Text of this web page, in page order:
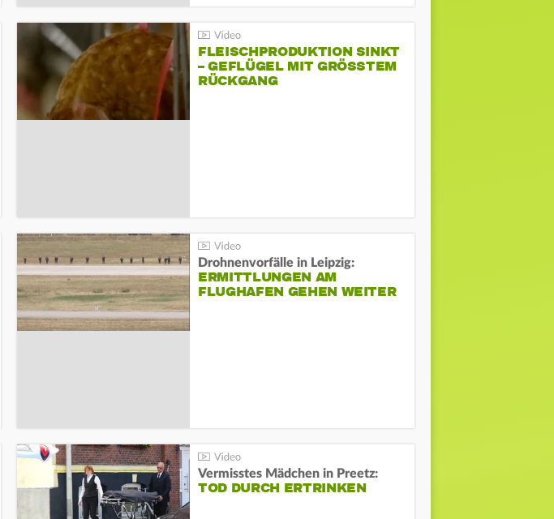
FLEISCHPRODUKTION SINKT
– GEFLÜGEL MIT GRÖSSTEM R
ÜCKGANG
Drohnenvorfälle in Leipzig:
ERMITTLUNGEN AM
FLUGHAFEN GEHEN WEITER
Vermisstes Mädchen in Preetz:
TOD DURCH ERTRINKEN